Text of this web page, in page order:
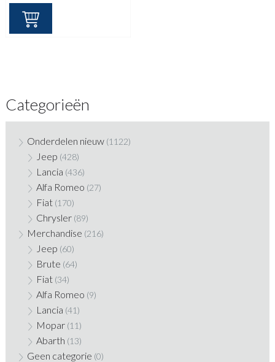
Categorieën
Onderdelen nieuw (1122)
Jeep (428)
Lancia (436)
Alfa Romeo (27)
Fiat (170)
Chrysler (89)
Merchandise (216)
Jeep (60)
Brute (64)
Fiat (34)
Alfa Romeo (9)
Lancia (41)
Mopar (11)
Abarth (13)
Geen categorie (0)